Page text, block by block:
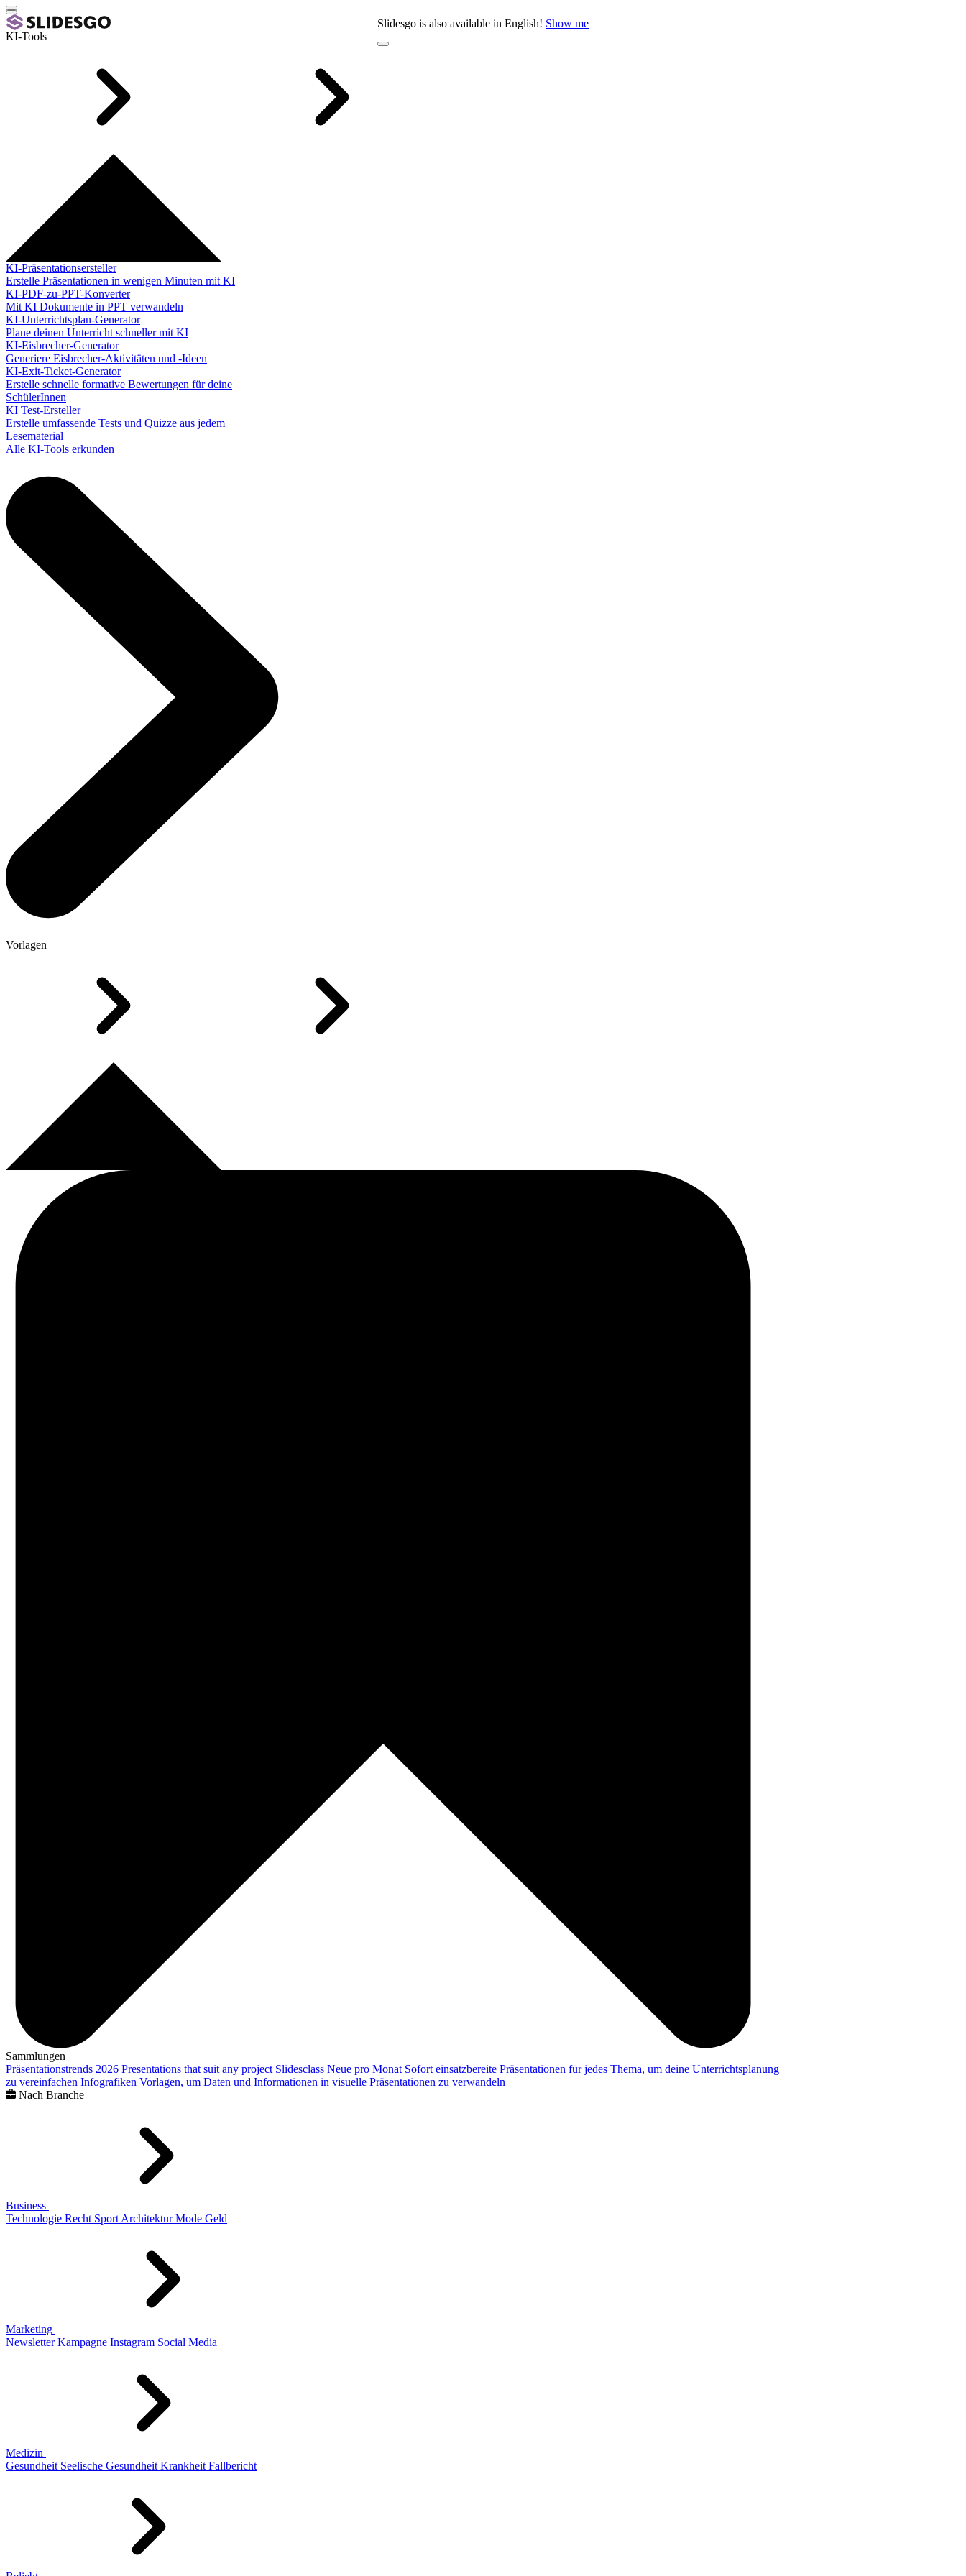
Slidesgo is also available in English! Show me
KI-Tools
KI-Präsentationsersteller
Erstelle Präsentationen in wenigen Minuten mit KI
KI-PDF-zu-PPT-Konverter
Mit KI Dokumente in PPT verwandeln
KI-Unterrichtsplan-Generator
Plane deinen Unterricht schneller mit KI
KI-Eisbrecher-Generator
Generiere Eisbrecher-Aktivitäten und -Ideen
KI-Exit-Ticket-Generator
Erstelle schnelle formative Bewertungen für deine
SchülerInnen
KI Test-Ersteller
Erstelle umfassende Tests und Quizze aus jedem
Lesematerial
Alle KI-Tools erkunden
Vorlagen
Sammlungen
Präsentationstrends 2026 Presentations that suit any project Slidesclass Neue pro Monat Sofort einsatzbereite Präsentationen für jedes Thema, um deine Unterrichtsplanung
zu vereinfachen Infografiken Vorlagen, um Daten und Informationen in visuelle Präsentationen zu verwandeln
Nach Branche
Business
Technologie Recht Sport Architektur Mode Geld
Marketing
Newsletter Kampagne Instagram Social Media
Medizin
Gesundheit Seelische Gesundheit Krankheit Fallbericht